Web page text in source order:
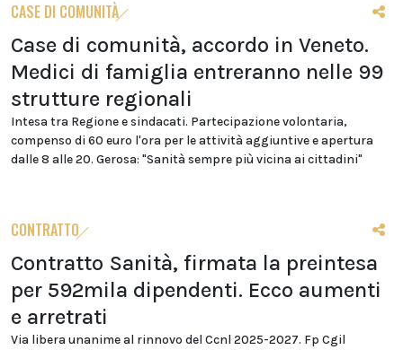
CASE DI COMUNITÀ
Case di comunità, accordo in Veneto.
Medici di famiglia entreranno nelle 99
strutture regionali
Intesa tra Regione e sindacati. Partecipazione volontaria,
compenso di 60 euro l'ora per le attività aggiuntive e apertura
dalle 8 alle 20. Gerosa: "Sanità sempre più vicina ai cittadini"
CONTRATTO
Contratto Sanità, firmata la preintesa
per 592mila dipendenti. Ecco aumenti
e arretrati
Via libera unanime al rinnovo del Ccnl 2025-2027. Fp Cgil